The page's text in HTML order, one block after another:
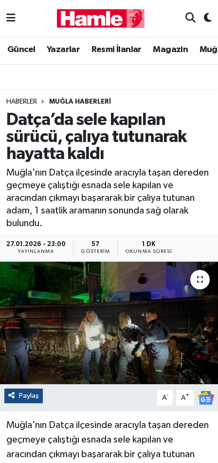
Güncel Yazarlar Resmi İlanlar Magazin
HABERLER MUĞLA HABERLERI
Datça’da sele kapılan
sürücü, çalıya tutunarak
hayatta kaldı
Muğla'nın Datça ilçesinde aracıyla taşan dereden
geçmeye çalıştığı esnada sele kapılan ve
aracından çıkmayı başararak bir çalıya tutunan
adam, 1 saatlik aramanın sonunda sağ olarak
bulundu.
27.01.2026 - 23:00
YAYINLANMA
57
GÖSTERIM
1 DK
OKUNMA SÜRESI
Paylaş A- A+
Muğla'nın Datça ilçesinde aracıyla taşan dereden
geçmeye çalıştığı esnada sele kapılan ve
aracından çıkmayı başararak bir çalıya tutunan
Güncel
Magazin
Muğla Haber
Siyaset
Muğla Nöbetçi Eczaneler
Muğla Trafik Yoğunluk Haritası
Süper Lig Puan Durumu ve Fikstür
Tüm Manşetler
Son Dakika Haberleri
Haber Arşivi